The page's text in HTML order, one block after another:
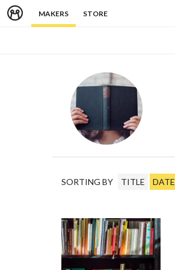
MAKERS STORE
SORTING BY TITLE DATE